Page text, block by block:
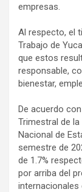
empresas.
Al respecto, el
Trabajo de
que estos
responsable,
bienestar,
De acuerdo
Trimestral de
Nacional de
semestre de
de 1.7%
por arriba del
internacionales